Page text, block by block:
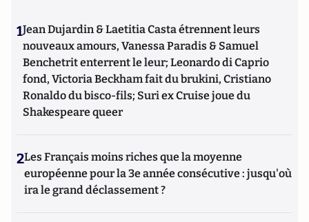
1Jean Dujardin & Laetitia Casta étrennent leurs
nouveaux amours, Vanessa Paradis & Samuel
Benchetrit enterrent le leur; Leonardo di Caprio
fond, Victoria Beckham fait du brukini, Cristiano
Ronaldo du bisco-fils; Suri ex Cruise joue du
Shakespeare queer
2Les Français moins riches que la moyenne
européenne pour la 3e année consécutive : jusqu'où
ira le grand déclassement ?